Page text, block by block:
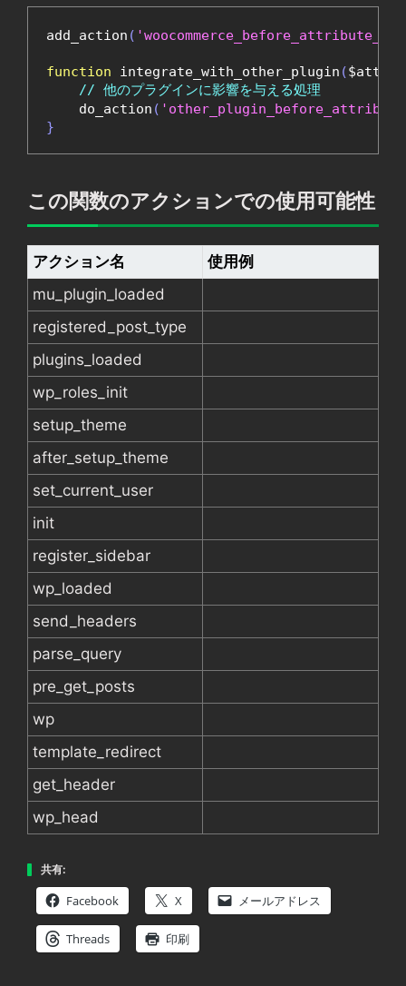
add_action (
function integrate_with_other_plugin (
// 他のプラグインに影響を与える処理
    do_action
(
}
この関数のアクションでの使用可能性
アクション名
使用例
mu_plugin_loaded
registered_post_type
plugins_loaded
wp_roles_init
setup_theme
after_setup_theme
set_current_user
init
register_sidebar
wp_loaded
send_headers
parse_query
pre_get_posts
wp
template_redirect
get_header
wp_head
共有:
Facebook X メールアドレス
Threads 印刷